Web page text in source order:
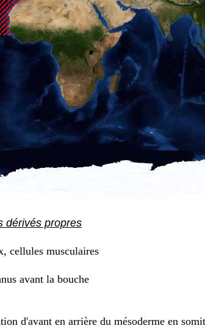
dérivés propres
cellules musculaires
avant la bouche
d'avant en arrière du mésoderme en